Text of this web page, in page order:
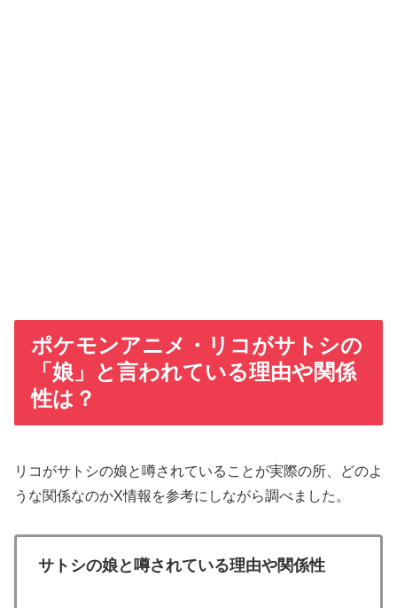
ポケモンアニメ・リコがサトシの
「娘」と言われている理由や関係
性は？
リコがサトシの娘と噂されていることが実際の所、どのよ
うな関係なのかX情報を参考にしながら調べました。
サトシの娘と噂されている理由や関係性